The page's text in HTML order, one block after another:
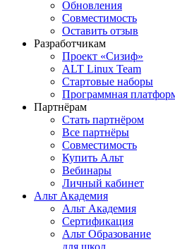
Обновления
Совместимость
Оставить отзыв
Разработчикам
Проект «Сизиф»
ALT Linux Team
Стартовые наборы
Программная
Партнёрам
Стать партнёром
Все партнёры
Совместимость
Купить Альт
Вебинары
Личный кабинет
Альт Академия
Альт Академия
Сертификация
Альт Образование